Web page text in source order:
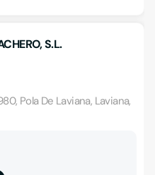
S.L.
Pola De Laviana, Laviana,